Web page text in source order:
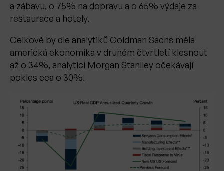
a zábavu, o 75% na dopravu a o 65% výdaje za
restaurace a hotely.
Celkově by dle analytiků Goldman Sachs měla
americká ekonomika v druhém čtvrtletí klesnout
až o 34%, analytici Morgan Stanlley očekávají
pokles cca o 30%.